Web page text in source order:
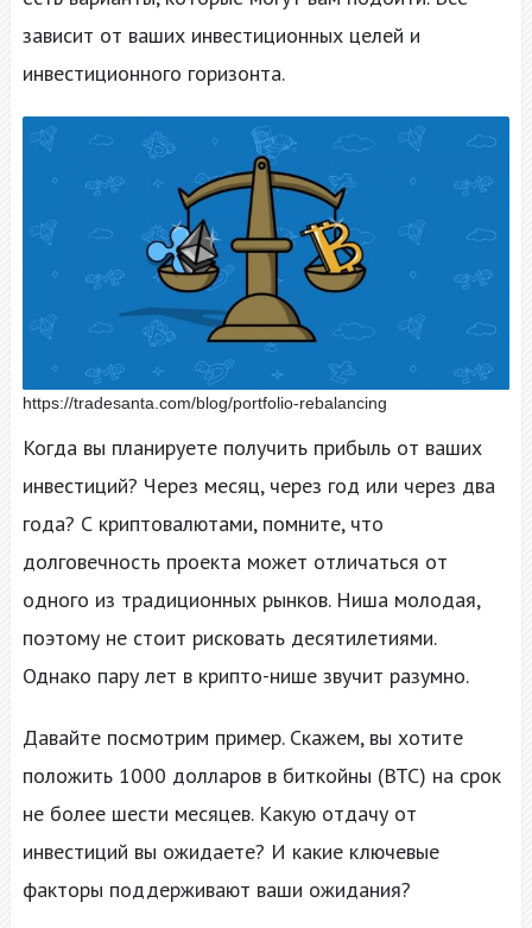
зависит от ваших инвестиционных целей и
инвестиционного горизонта.
https://tradesanta.com/blog/portfolio-rebalancing
Когда вы планируете получить прибыль от ваших
инвестиций? Через месяц, через год или через два
года? С криптовалютами, помните, что
долговечность проекта может отличаться от
одного из традиционных рынков. Ниша молодая,
поэтому не стоит рисковать десятилетиями.
Однако пару лет в крипто-нише звучит разумно.
Давайте посмотрим пример. Скажем, вы хотите
положить 1000 долларов в биткойны (BTC) на срок
не более шести месяцев. Какую отдачу от
инвестиций вы ожидаете? И какие ключевые
факторы поддерживают ваши ожидания?